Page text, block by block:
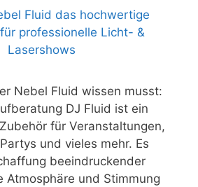
Nebel Fluid wissen musst:
DJ Fluid ist ein
für Veranstaltungen,
und vieles mehr. Es
beeindruckender
Atmosphäre und Stimmung